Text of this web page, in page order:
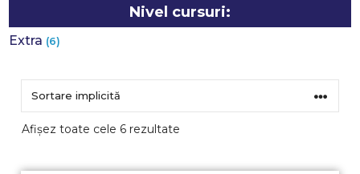
Afișez toate cele 6 rezultate
Nivel cursuri:
Extra (6)